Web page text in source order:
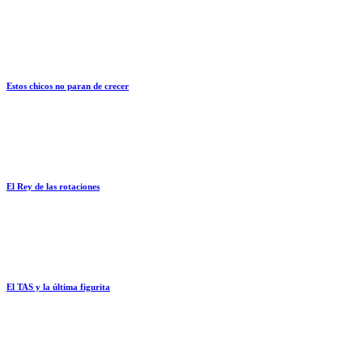
Estos chicos no paran de crecer
El Rey de las rotaciones
El TAS y la última figurita